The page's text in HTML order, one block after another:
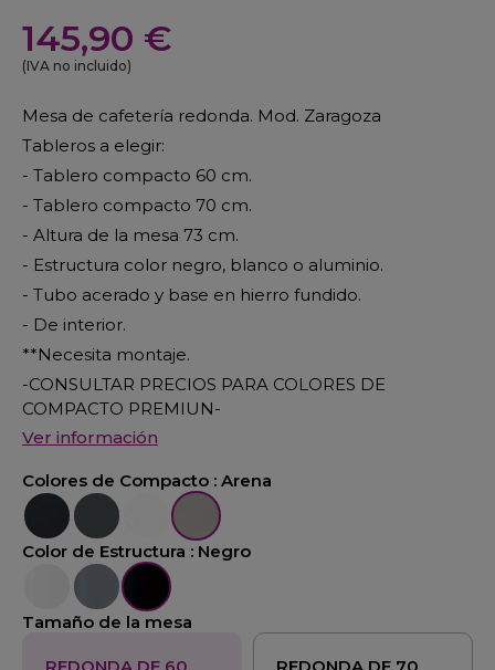
145,90 €
(IVA no incluido)
Mesa de cafetería redonda. Mod. Zaragoza
Tableros a elegir:
- Tablero compacto 60 cm.
- Tablero compacto 70 cm.
- Altura de la mesa 73 cm.
- Estructura color negro, blanco o aluminio.
- Tubo acerado y base en hierro fundido.
- De interior.
**Necesita montaje.
-CONSULTAR PRECIOS PARA COLORES DE
COMPACTO PREMIUN-
Ver información
Colores de Compacto : Arena
NegroPizarra BlancoArena
Color de Estructura : Negro
BlancoAluminioNegro
Tamaño de la mesa